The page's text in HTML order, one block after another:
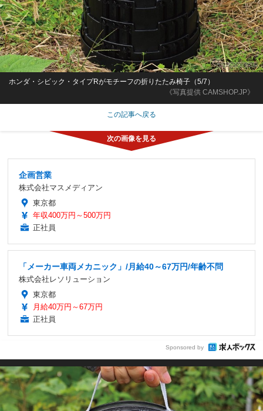
《写真提供 CAMSHOP.JP》
ホンダ・シビック・タイプRがモチーフの折りたたみ椅子（5/7）
この記事へ戻る
企画営業
株式会社マスメディアン
東京都
年収400万円～500万円
正社員
「メーカー車両メカニック」/月給40～67万円/年齢不問
株式会社レソリューション
東京都
月給40万円～67万円
正社員
Sponsored by